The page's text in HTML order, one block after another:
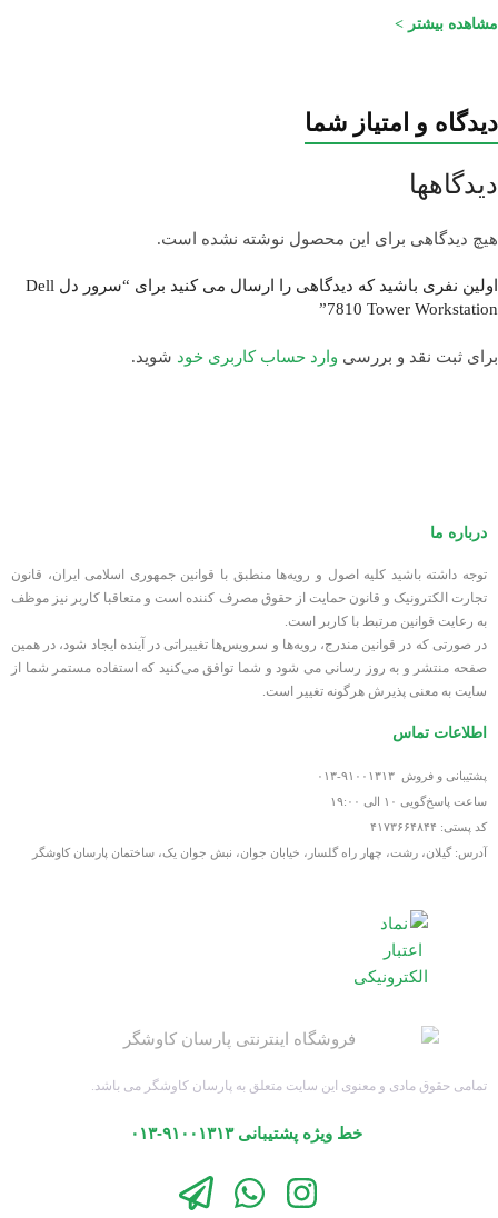
تعداد پورت USB 3.0
DVI-I یک عدد
مشاهده بیشتر >
دیدگاه و امتیاز شما
دیدگاهها
هیچ دیدگاهی برای این محصول نوشته نشده است.
اولین نفری باشید که دیدگاهی را ارسال می کنید برای “سرور دل Dell
7810 Tower Workstation”
برای ثبت نقد و بررسی وارد حساب کاربری خود شوید.
درباره ما
توجه داشته باشید کلیه اصول و رویه‏‌ها منطبق با قوانین جمهوری اسلامی ایران، قانون
تجارت الکترونیک و قانون حمایت از حقوق مصرف کننده است و متعاقبا کاربر نیز موظف
به رعایت قوانین مرتبط با کاربر است.
در صورتی که در قوانین مندرج، رویه‏‌ها و سرویس‏‌ها تغییراتی در آینده ایجاد شود، در همین
صفحه منتشر و به روز رسانی می شود و شما توافق می‏‌کنید که استفاده مستمر شما از
سایت به معنی پذیرش هرگونه تغییر است.
اطلاعات تماس
پشتیبانی و فروش ۹۱۰۰۱۳۱۳-۰۱۳
ساعت پاسخ‌گویی ۱۰ الی ۱۹:۰۰
کد پستی: ۴۱۷۳۶۶۴۸۴۴
آدرس: گیلان، رشت، چهار راه گلسار، خیابان جوان، نبش جوان یک، ساختمان پارسان کاوشگر
تمامی حقوق مادی و معنوی این سایت متعلق به پارسان کاوشگر می باشد.
خط ویژه پشتیبانی ۹۱۰۰۱۳۱۳-۰۱۳